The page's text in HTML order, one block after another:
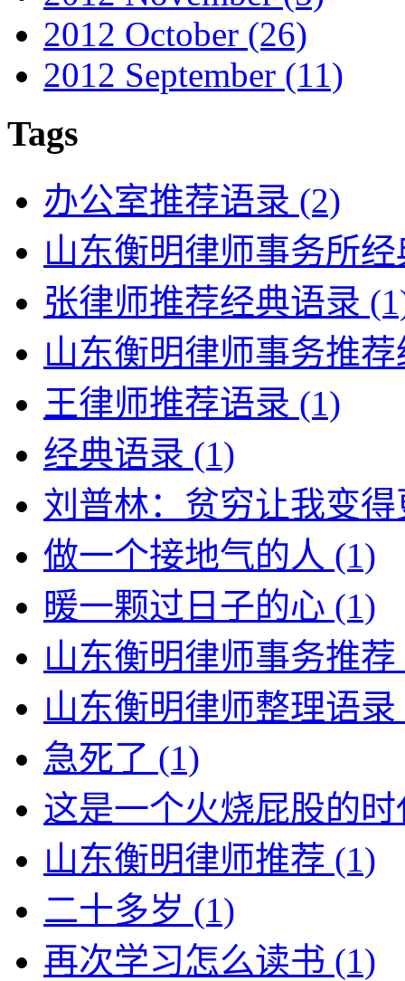
2012 October (26)
2012 September (11)
Tags
办公室推荐语录 (2)
山东衡明律师事务所
张律师推荐经典语录
山东衡明律师事务推
王律师推荐语录 (1)
经典语录 (1)
刘普林：贫穷让我变
做一个接地气的人 (1)
暖一颗过日子的心 (1)
山东衡明律师事务推荐
山东衡明律师整理语录
急死了 (1)
这是一个火烧屁股的
山东衡明律师推荐 (1)
二十多岁 (1)
再次学习怎么读书 (1)